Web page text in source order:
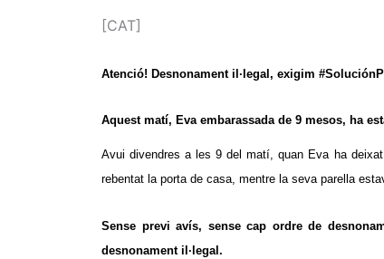
[CAT]
Atenció! Desnonament il·legal, exigim
Aquest matí, Eva embarassada de 9 mesos, ha
Avui divendres a les 9 del matí, quan Eva ha
rebentat la porta de casa, mentre la seva parella
Sense previ avís, sense cap ordre de
desnonament il·legal.